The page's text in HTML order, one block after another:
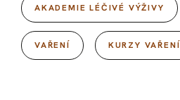
AKADEMIE LÉČIVÉ VÝŽIVY
VAŘENÍ KURZY VAŘENÍ